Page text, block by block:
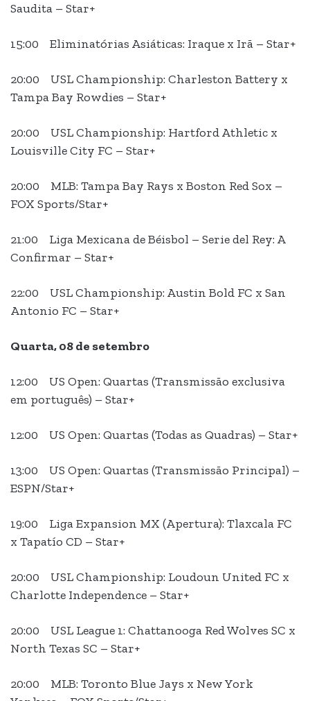
Saudita – Star+
15:00 Eliminatórias Asiáticas: Iraque x Irã – Star+
20:00 USL Championship: Charleston Battery x
Tampa Bay Rowdies – Star+
20:00 USL Championship: Hartford Athletic x
Louisville City FC – Star+
20:00 MLB: Tampa Bay Rays x Boston Red Sox –
FOX Sports/Star+
21:00 Liga Mexicana de Béisbol – Serie del Rey: A
Confirmar – Star+
22:00 USL Championship: Austin Bold FC x San
Antonio FC – Star+
Quarta, 08 de setembro
12:00 US Open: Quartas (Transmissão exclusiva
em português) – Star+
12:00 US Open: Quartas (Todas as Quadras) – Star+
13:00 US Open: Quartas (Transmissão Principal) –
ESPN/Star+
19:00 Liga Expansion MX (Apertura): Tlaxcala FC
x Tapatío CD – Star+
20:00 USL Championship: Loudoun United FC x
Charlotte Independence – Star+
20:00 USL League 1: Chattanooga Red Wolves SC x
North Texas SC – Star+
20:00 MLB: Toronto Blue Jays x New York